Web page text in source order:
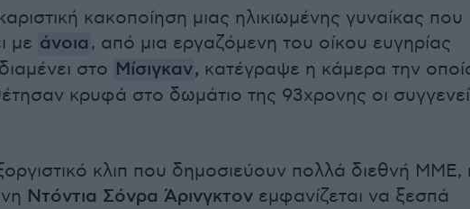
κακοποίηση μιας ηλικιωμένης γυναίκας που
με άνοια , από μια εργαζόμενη του οίκου ευγηρίας
στο Μίσιγκαν, κατέγραψε η κάμερα την
κρυφά στο δωμάτιο της 93χρονης οι
κλιπ που δημοσιεύουν πολλά διεθνή ΜΜΕ,
Ντόντια Σόνρα Άρινγκτον εμφανίζεται να ξεσπά